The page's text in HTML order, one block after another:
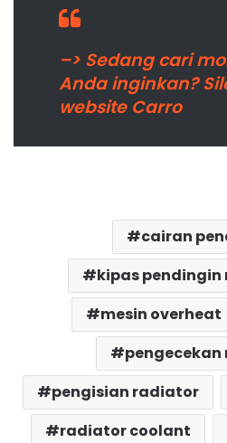
–> Sedang cari
Anda inginkan?
website Carro
cairan
kipas pendingin
mesin overheat
pengisian radiator
radiator coolant